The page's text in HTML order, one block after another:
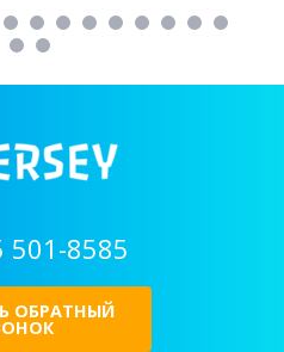
501-8585
ОБРАТНЫЙ